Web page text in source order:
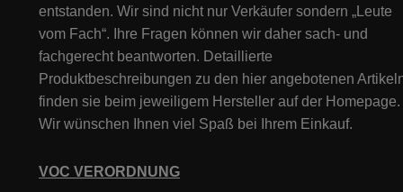
entstanden. Wir sind nicht nur Verkäufer sondern „Leute
vom Fach“. Ihre Fragen können wir daher sach- und
fachgerecht beantworten. Detaillierte
Produktbeschreibungen zu den hier angebotenen
finden sie beim jeweiligem Hersteller auf der Homepage.
Wir wünschen Ihnen viel Spaß bei Ihrem Einkauf.
VOC VERORDNUNG